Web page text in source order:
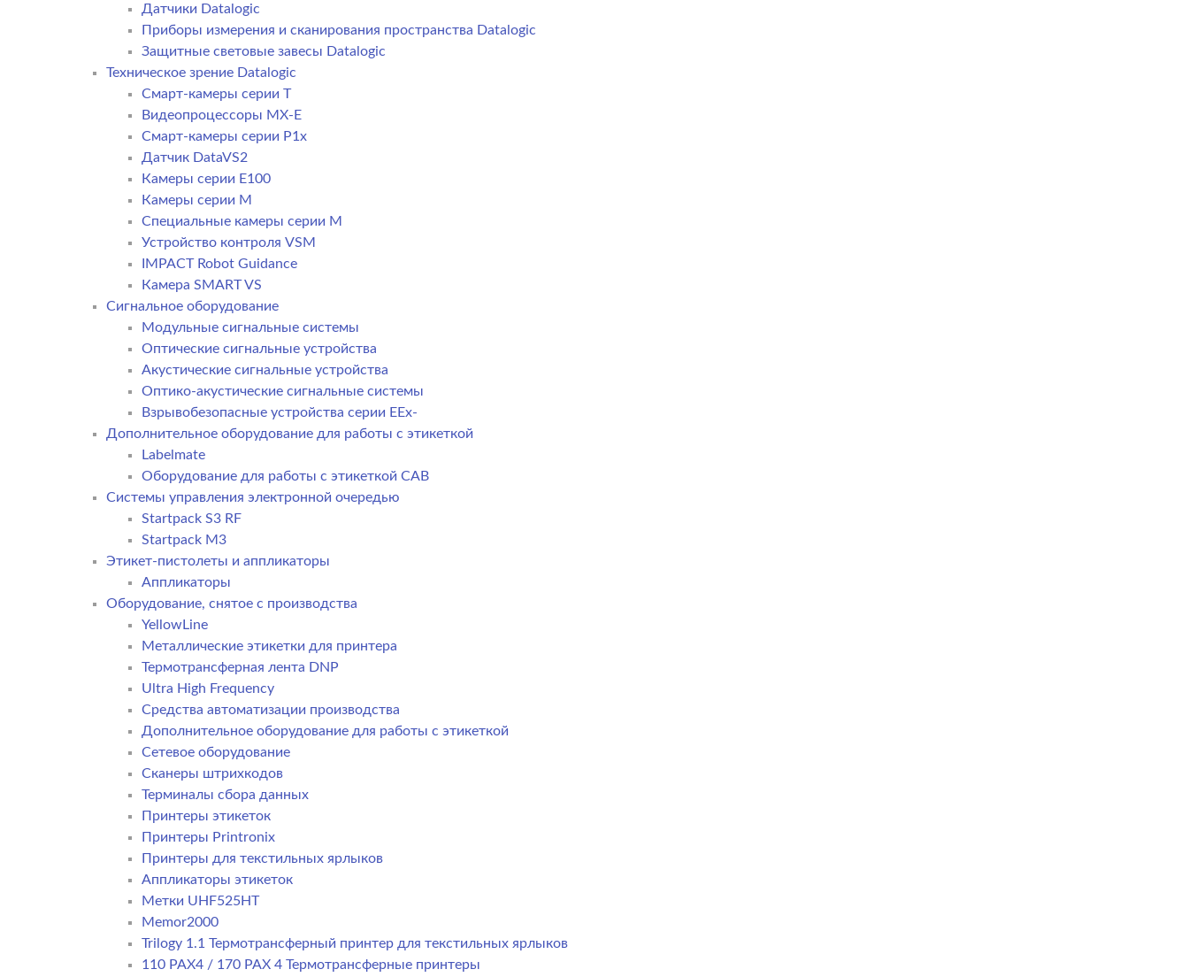
Датчики Datalogic
Приборы измерения и сканирования пространства Datalogic
Защитные световые завесы Datalogic
Техническое зрение Datalogic
Смарт-камеры серии T
Видеопроцессоры MX-E
Смарт-камеры серии P1x
Датчик DataVS2
Камеры серии E100
Камеры серии M
Специальные камеры серии M
Устройство контроля VSM
IMPACT Robot Guidance
Камера SMART VS
Cигнальное оборудование
Модульные сигнальные системы
Оптические сигнальные устройства
Акустические сигнальные устройства
Оптико-акустические сигнальные системы
Взрывобезопасные устройства серии EEx-
Дополнительное оборудование для работы с этикеткой
Labelmate
Оборудование для работы с этикеткой CAB
Системы управления электронной очередью
Startpack S3 RF
Startpack M3
Этикет-пистолеты и аппликаторы
Аппликаторы
Оборудование, снятое с производства
YellowLine
Металлические этикетки для принтера
Термотрансферная лента DNP
Ultra High Frequency
Средства автоматизации производства
Дополнительное оборудование для работы с этикеткой
Сетевое оборудование
Сканеры штрихкодов
Терминалы сбора данных
Принтеры этикеток
Принтеры Printronix
Принтеры для текстильных ярлыков
Аппликаторы этикеток
Метки UHF525HT
Memor2000
Trilogy 1.1 Термотрансферный принтер для текстильных ярлыков
110 PAX4 / 170 PAX 4 Термотрансферные принтеры